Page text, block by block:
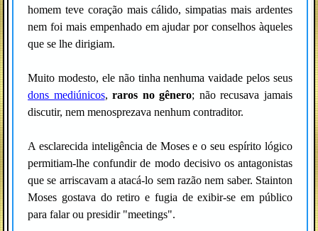
homem teve coração mais cálido, simpatias mais ardentes
nem foi mais empenhado em ajudar por conselhos àqueles
que se lhe dirigiam.
Muito modesto, ele não tinha nenhuma vaidade pelos seus
dons mediúnicos,raros no gênero; não recusava jamais
discutir, nem menosprezava nenhum contraditor.
A esclarecida inteligência de Moses e o seu espírito lógico
permitiam-lhe confundir de modo decisivo os antagonistas
que se arriscavam a atacá-lo sem razão nem saber. Stainton
Moses gostava do retiro e fugia de exibir-se em público
para falar ou presidir "meetings".